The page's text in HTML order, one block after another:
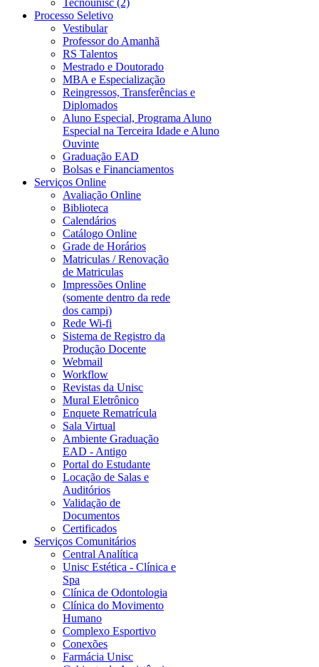
Tecnounisc (2)
Processo Seletivo
Vestibular
Professor do Amanhã
RS Talentos
Mestrado e Doutorado
MBA e Especialização
Reingressos, Transferências e
Diplomados
Aluno Especial, Programa Aluno
Especial na Terceira Idade e Aluno
Ouvinte
Graduação EAD
Bolsas e Financiamentos
Serviços Online
Avaliação Online
Biblioteca
Calendários
Catálogo Online
Grade de Horários
Matriculas / Renovação
de Matriculas
Impressões Online
(somente dentro da rede
dos campi)
Rede Wi-fi
Sistema de Registro da
Produção Docente
Webmail
Workflow
Revistas da Unisc
Mural Eletrônico
Enquete Rematrícula
Sala Virtual
Ambiente Graduação
EAD - Antigo
Portal do Estudante
Locação de Salas e
Auditórios
Validação de
Documentos
Certificados
Serviços Comunitários
Central Analítica
Unisc Estética - Clínica e
Spa
Clínica de Odontologia
Clínica do Movimento
Humano
Complexo Esportivo
Conexões
Farmácia Unisc